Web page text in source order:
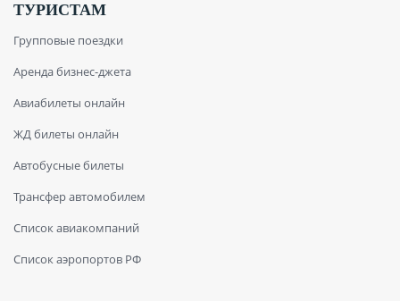
ТУРИСТАМ
Групповые поездки
Аренда бизнес-джета
Авиабилеты онлайн
ЖД билеты онлайн
Автобусные билеты
Трансфер автомобилем
Список авиакомпаний
Список аэропортов РФ